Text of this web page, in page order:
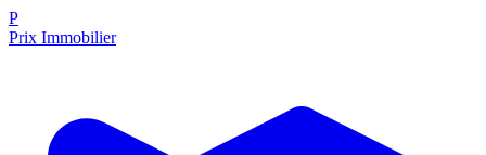
P
Prix Immobilier